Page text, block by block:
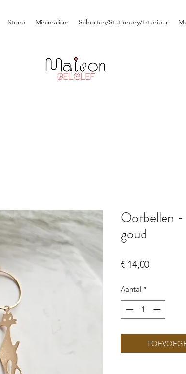
Stone Minimalism Schorten/Stationery/Interieur
Oorbellen
goud
€ 14,00Prijs
Aantal *